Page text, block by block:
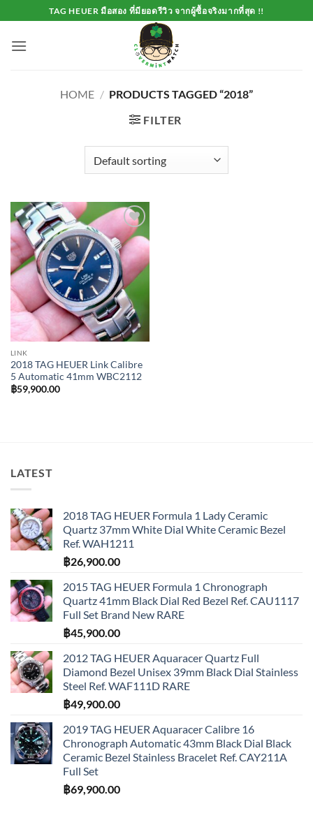
to
content
TAG HEUER มือสอง ที่มียอดรีวิว จากผู้ซื้อจริงมากที่สุด !!
HOME / PRODUCTS TAGGED “2018”
FILTER
Add to
Wishlist
LINK
2018 TAG HEUER Link Calibre
5 Automatic 41mm WBC2112
฿59,900.00
LATEST
2018 TAG HEUER Formula 1 Lady Ceramic
Quartz 37mm White Dial White Ceramic Bezel
Ref. WAH1211
฿26,900.00
2015 TAG HEUER Formula 1 Chronograph
Quartz 41mm Black Dial Red Bezel Ref. CAU1117
Full Set Brand New RARE
฿45,900.00
2012 TAG HEUER Aquaracer Quartz Full
Diamond Bezel Unisex 39mm Black Dial Stainless
Steel Ref. WAF111D RARE
฿49,900.00
2019 TAG HEUER Aquaracer Calibre 16
Chronograph Automatic 43mm Black Dial Black
Ceramic Bezel Stainless Bracelet Ref. CAY211A
Full Set
฿69,900.00